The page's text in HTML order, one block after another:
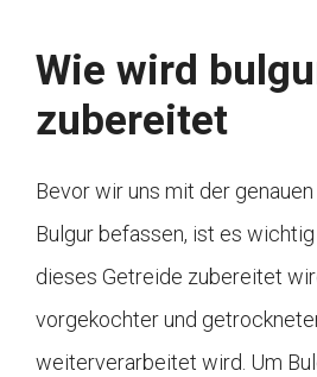
Wie wird
zubereitet
Bevor wir uns mit der
Bulgur befassen, ist es
dieses Getreide zubereitet
vorgekochter und
weiterverarbeitet wird. Um